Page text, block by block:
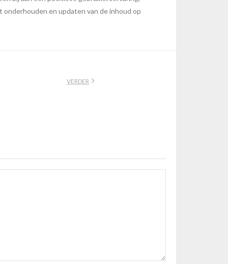
onderhouden en updaten van de inhoud op
VERDER